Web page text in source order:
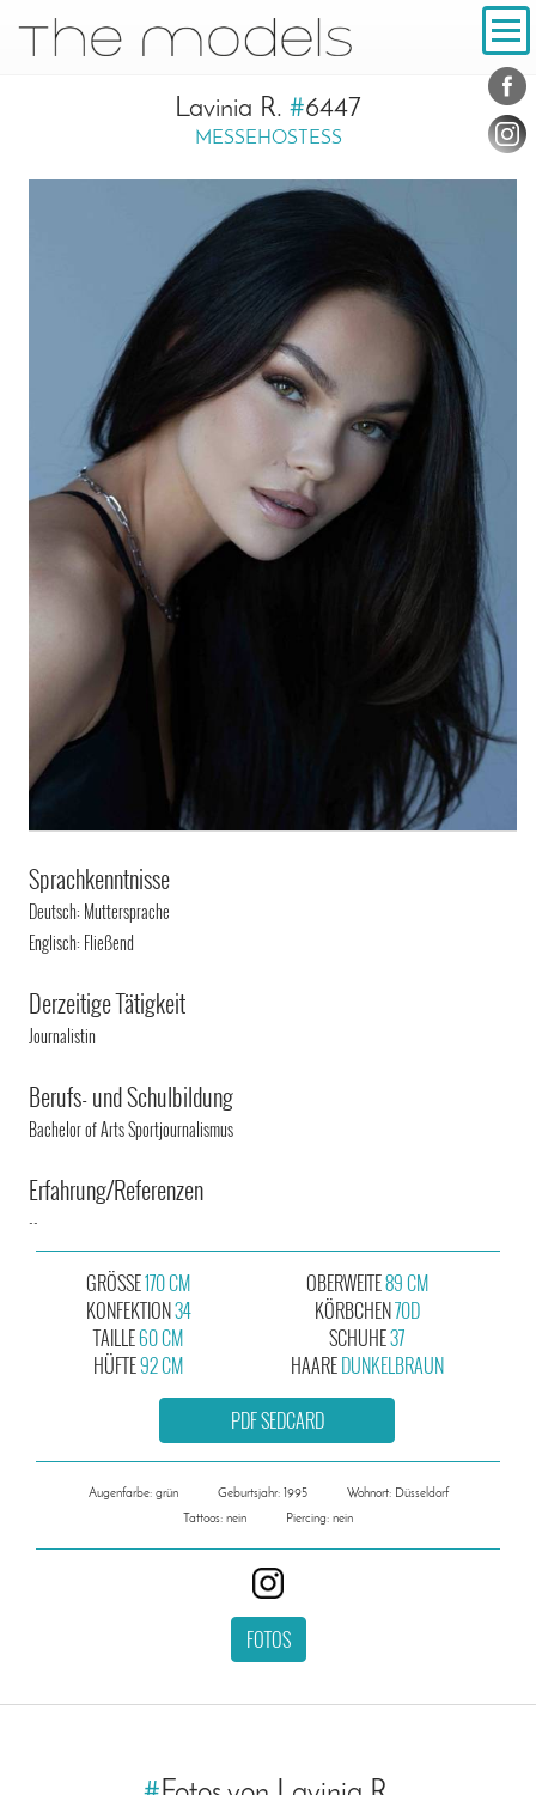
Navigation
Lavinia R. #6447
MESSEHOSTESS
Sprachkenntnisse
Deutsch: Muttersprache
Englisch: Fließend
Derzeitige Tätigkeit
Journalistin
Berufs- und Schulbildung
Bachelor of Arts Sportjournalismus
Erfahrung/Referenzen
--
GRÖSSE170 CM
KONFEKTION34
OBERWEITE89 CM
KÖRBCHEN70D
TAILLE60 CM
HÜFTE92 CM
SCHUHE37
HAAREDUNKELBRAUN
PDF SEDCARD
Augenfarbe: grün Geburtsjahr: 1995
Wohnort: Düsseldorf
Tattoos: nein
Piercing: nein
FOTOS